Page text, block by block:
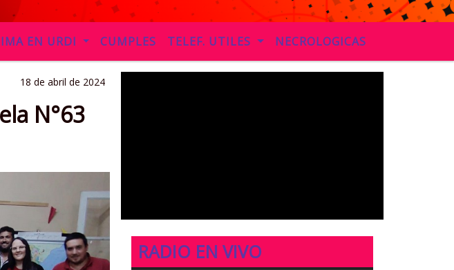
EN URDI CUMPLES TELEF. UTILES NECROLOGICAS
18 de abril de 2024
N°63
RADIO EN VIVO